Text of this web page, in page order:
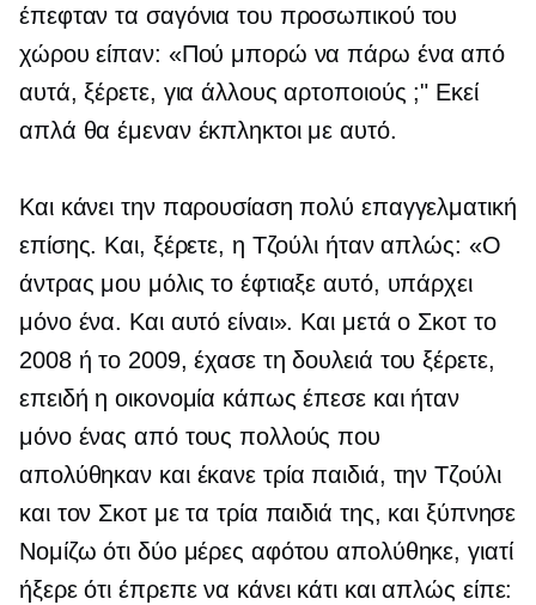
έπεφταν τα σαγόνια του προσωπικού του
χώρου είπαν: «Πού μπορώ να πάρω ένα από
αυτά, ξέρετε, για άλλους αρτοποιούς ;" Εκεί
απλά θα έμεναν έκπληκτοι με αυτό.
Και κάνει την παρουσίαση πολύ επαγγελματική
επίσης. Και, ξέρετε, η Τζούλι ήταν απλώς: «Ο
άντρας μου μόλις το έφτιαξε αυτό, υπάρχει
μόνο ένα. Και αυτό είναι». Και μετά ο Σκοτ ​​το
2008 ή το 2009, έχασε τη δουλειά του ξέρετε,
επειδή η οικονομία κάπως έπεσε και ήταν
μόνο ένας από τους πολλούς που
απολύθηκαν και έκανε τρία παιδιά, την Τζούλι
και τον Σκοτ ​​με τα τρία παιδιά της, και ξύπνησε
Νομίζω ότι δύο μέρες αφότου απολύθηκε, γιατί
ήξερε ότι έπρεπε να κάνει κάτι και απλώς είπε: